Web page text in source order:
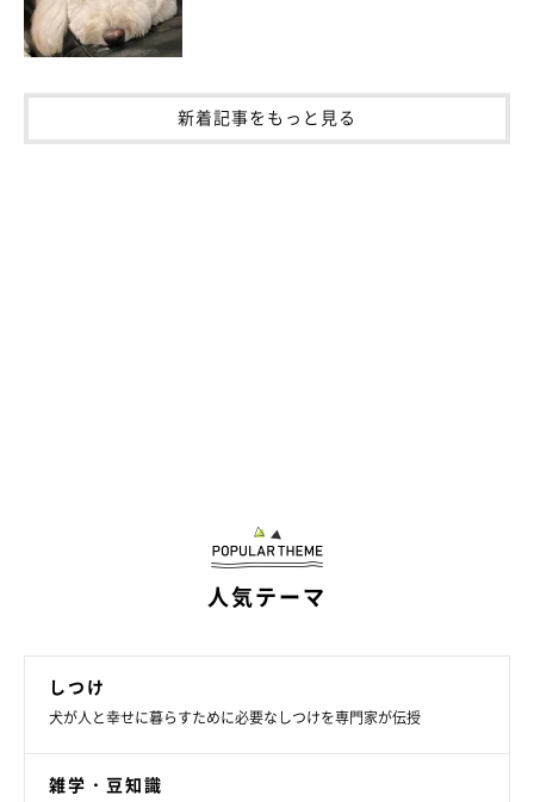
トイレのニオイ対策が、こまめな拭き掃除を
汚れが残っているとにおいやすいので、ペット用の除菌タイプの
お掃除シートで拭き掃除を。足を上げてする犬なら、トレーの周
辺も拭きましょう。さらに週に1回トレーをまるごと洗えばより
新着記事をもっと見る
人気テーマ
しつけ
犬が人と幸せに暮らすために必要なしつけを専門家が伝授
雑学・豆知識